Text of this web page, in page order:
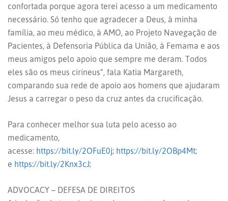
confortada porque agora terei acesso a um medicamento
necessário. Só tenho que agradecer a Deus, à minha
família, ao meu médico, à AMO, ao Projeto Navegação de
Pacientes, à Defensoria Pública da União, à Femama e aos
meus amigos pelo apoio que sempre me deram. Todos
eles são os meus cirineus”, fala Katia Margareth,
comparando sua rede de apoio aos homens que ajudaram
Jesus a carregar o peso da cruz antes da crucificação.
Para conhecer melhor sua luta pelo acesso ao
medicamento,
acesse: https://bit.ly/2OFuE0j; https://bit.ly/2OBp4Mt;
e https://bit.ly/2Knx3cJ;
ADVOCACY – DEFESA DE DIREITOS